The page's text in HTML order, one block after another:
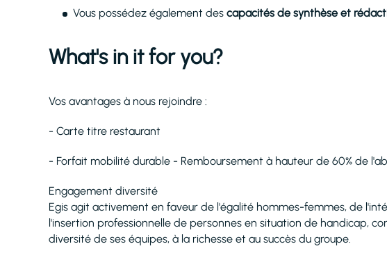
Vous possédez également des capacités de synthèse et
What's in it for you?
Vos avantages à nous rejoindre :
- Carte titre restaurant
- Forfait mobilité durable - Remboursement à hauteur de 60% de
Engagement diversité
Egis agit activement en faveur de l'égalité hommes-femmes, de
l'insertion professionnelle de personnes en situation de handicap,
diversité de ses équipes, à la richesse et au succès du groupe.